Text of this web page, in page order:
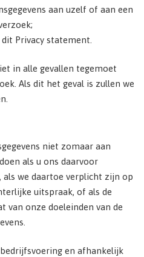
aan uzelf of aan een
Privacy statement.
in alle gevallen tegemoet
Als dit het geval is zullen we
niet zomaar aan
als u ons daarvoor
we daartoe verplicht zijn op
uitspraak, of als de
van onze doeleinden van de
en afhankelijk